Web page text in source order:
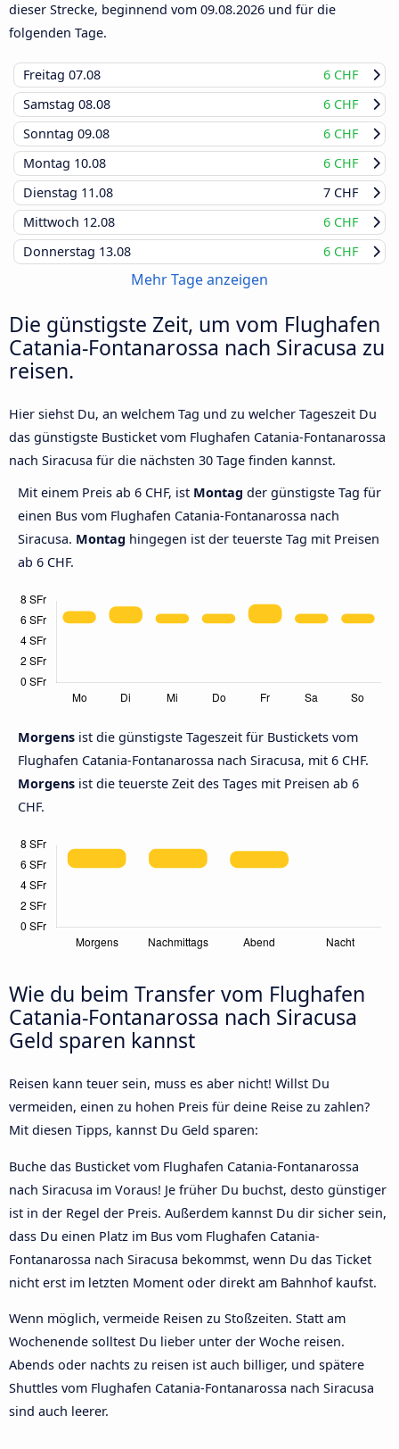
dieser Strecke, beginnend vom 09.08.2026 und für die
folgenden Tage.
Freitag 07.08
6 CHF
Samstag 08.08
6 CHF
Sonntag 09.08
6 CHF
Montag 10.08
6 CHF
Dienstag 11.08
7 CHF
Mittwoch 12.08
6 CHF
Donnerstag 13.08 6 CHF
Mehr Tage anzeigen
Die günstigste Zeit, um vom Flughafen
Catania-Fontanarossa nach Siracusa zu
reisen.
Hier siehst Du, an welchem Tag und zu welcher Tageszeit Du
das günstigste Busticket vom Flughafen Catania-Fontanarossa
nach Siracusa für die nächsten 30 Tage finden kannst.
Mit einem Preis ab 6 CHF, ist Montag der günstigste Tag für
einen Bus vom Flughafen Catania-Fontanarossa nach
Siracusa. Montag hingegen ist der teuerste Tag mit Preisen
ab 6 CHF.
Morgens ist die günstigste Tageszeit für Bustickets vom
Flughafen Catania-Fontanarossa nach Siracusa, mit 6 CHF.
Morgens ist die teuerste Zeit des Tages mit Preisen ab 6
CHF.
Wie du beim Transfer vom Flughafen
Catania-Fontanarossa nach Siracusa
Geld sparen kannst
Reisen kann teuer sein, muss es aber nicht! Willst Du
vermeiden, einen zu hohen Preis für deine Reise zu zahlen?
Mit diesen Tipps, kannst Du Geld sparen:
Buche das Busticket vom Flughafen Catania-Fontanarossa
nach Siracusa im Voraus! Je früher Du buchst, desto günstiger
ist in der Regel der Preis. Außerdem kannst Du dir sicher sein,
dass Du einen Platz im Bus vom Flughafen Catania-
Fontanarossa nach Siracusa bekommst, wenn Du das Ticket
nicht erst im letzten Moment oder direkt am Bahnhof kaufst.
Wenn möglich, vermeide Reisen zu Stoßzeiten. Statt am
Wochenende solltest Du lieber unter der Woche reisen.
Abends oder nachts zu reisen ist auch billiger, und spätere
Shuttles vom Flughafen Catania-Fontanarossa nach Siracusa
sind auch leerer.